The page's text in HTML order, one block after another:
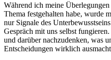
Während ich meine⁣
Thema festgehalten habe, wurde
nur​ Signale des
Gespräch mit uns selbst
⁤und ‍darüber nachzudenken,⁣ was
Entscheidungen wirklich